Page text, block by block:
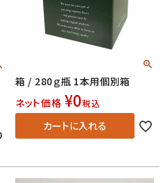
箱 / 280ｇ瓶 1本用個別箱
ネット価格 ¥0税込
カートに入れる